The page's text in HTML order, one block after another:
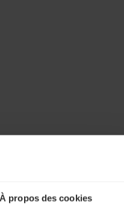
À propos des cookies